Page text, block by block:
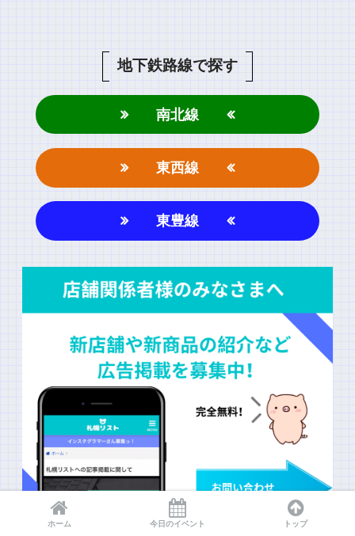
地下鉄路線で探す
南北線
東西線
東豊線
ホーム 今日のイベント トップ